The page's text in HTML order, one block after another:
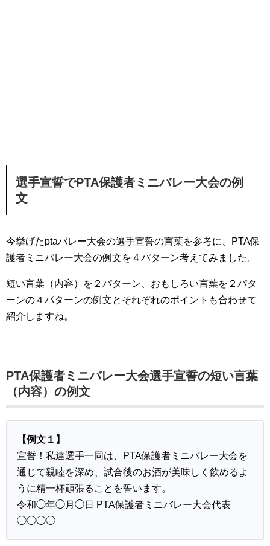
選手宣誓でPTA保護者ミニバレー大会の例
文
今挙げたptaバレー大会の選手宣誓の言葉を参考に、PTA保
護者ミニバレー大会の例文を４パターン考えてみました。
短い言葉（内容）を２パターン、おもしろい言葉を２パタ
ーンの４パターンの例文とそれぞれのポイントも合わせて
紹介しますね。
PTA保護者ミニバレー大会選手宣誓の短い言葉
（内容）の例文
【例文１】
宣誓！私達選手一同は、PTA保護者ミニバレー大会を
通じて親睦を深め、試合後のお酒が美味しく飲めるよ
うに精一杯頑張ることを誓います。
令和◯年◯月◯日 PTA保護者ミニバレー大会代表
◯◯◯◯